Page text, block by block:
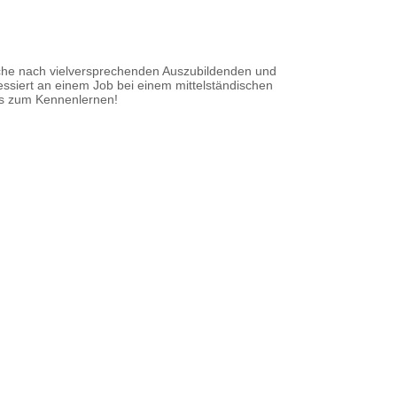
nach vielversprechenden Auszubildenden und
an einem Job bei einem mittelständischen
zum Kennenlernen!